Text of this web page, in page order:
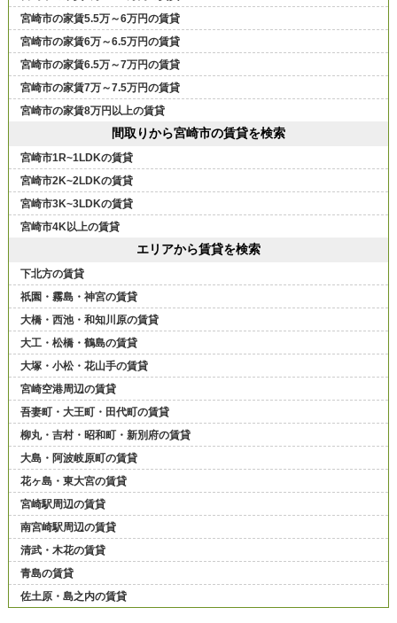
宮崎市の家賃5.5万～6万円の賃貸
宮崎市の家賃6万～6.5万円の賃貸
宮崎市の家賃6.5万～7万円の賃貸
宮崎市の家賃7万～7.5万円の賃貸
宮崎市の家賃8万円以上の賃貸
間取りから宮崎市の賃貸を検索
宮崎市1R~1LDKの賃貸
宮崎市2K~2LDKの賃貸
宮崎市3K~3LDKの賃貸
宮崎市4K以上の賃貸
エリアから賃貸を検索
下北方の賃貸
祇園・霧島・神宮の賃貸
大橋・西池・和知川原の賃貸
大工・松橋・鶴島の賃貸
大塚・小松・花山手の賃貸
宮崎空港周辺の賃貸
吾妻町・大王町・田代町の賃貸
柳丸・吉村・昭和町・新別府の賃貸
大島・阿波岐原町の賃貸
花ヶ島・東大宮の賃貸
宮崎駅周辺の賃貸
南宮崎駅周辺の賃貸
清武・木花の賃貸
青島の賃貸
佐土原・島之内の賃貸